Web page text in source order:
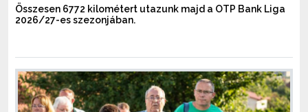
Összesen 6772 kilométert utazunk majd a OTP Bank Liga
2026/27-es szezonjában.